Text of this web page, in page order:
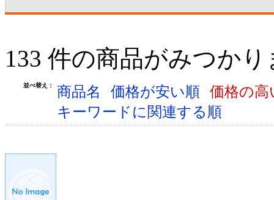
133 件の商品がみつか
並べ替え： 商品名 価格が安い順 価格の
キーワードに関連する順